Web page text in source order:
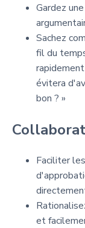
Gardez
Sachez
fil du
évitera
bon ? »
Faciliter
et